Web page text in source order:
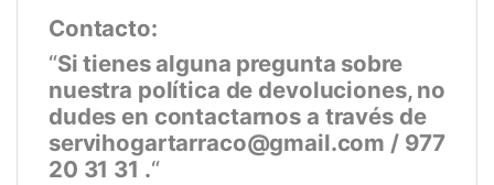
Contacto:
“Si tienes alguna pregunta sobre
nuestra política de devoluciones, no
dudes en contactarnos a través de
servihogartarraco@gmail.com / 977
20 31 31 .“